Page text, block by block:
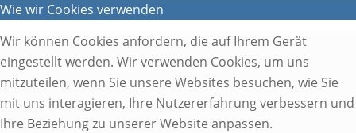
Wie wir Cookies verwenden
Wir können Cookies anfordern, die auf Ihrem Gerät
eingestellt werden. Wir verwenden Cookies, um uns
mitzuteilen, wenn Sie unsere Websites besuchen, wie Sie
mit uns interagieren, Ihre Nutzererfahrung verbessern und
Ihre Beziehung zu unserer Website anpassen.